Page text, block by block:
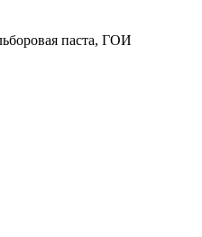
паста, ГОИ